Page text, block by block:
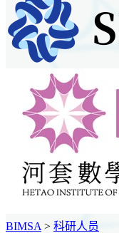
BIMSA > 科研人员